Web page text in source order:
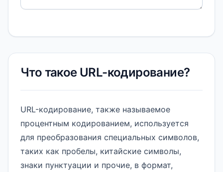
Что такое URL-кодирование?
URL-кодирование, также называемое
процентным кодированием, используется
для преобразования специальных символов,
таких как пробелы, китайские символы,
знаки пунктуации и прочие, в формат,